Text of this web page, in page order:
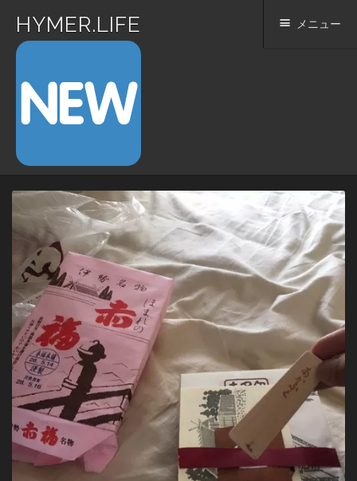
HYMER.LIFE メニュー
コ
ン
テ
ス
キ
ッ
プ